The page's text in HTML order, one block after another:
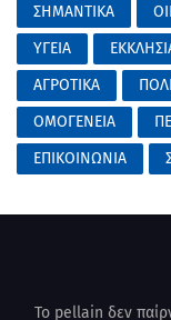
ΣΗΜΑΝΤΙΚΑ
ΥΓΕΙΑ
ΑΓΡΟΤΙΚΑ
ΟΜΟΓΕΝΕΙΑ
ΕΠΙΚΟΙΝΩΝΙΑ
Το pellain δεν